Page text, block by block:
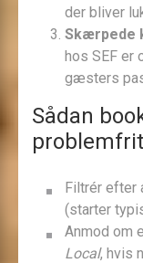
der bliver
Skærpede
hos SEF er
gæsters
Sådan
problemfrit
Filtrér efter
(starter
Anmod om
Local, hvis